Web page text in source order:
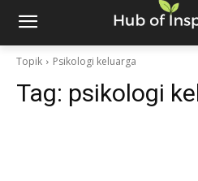
Topik Psikologi keluarga
Tag: psikologi